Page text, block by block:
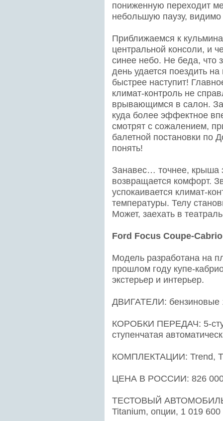
пониженную переходит
небольшую паузу,
Приближаемся к
центральной консоли, и
синее небо. Не беда, что
день удается поездить
быстрее наступит!
климат-контроль не
врывающимся в салон.
куда более эффектное
смотрят с сожалением,
балетной постановки по
понять!
Занавес… точнее, крыша
возвращается комфорт.
успокаивается климат-
температуры. Телу
Может, заехать в
Ford Focus Coupe-
Модель разработана на
прошлом году купе-
экстерьер и интерьер.
ДВИГАТЕЛИ: бензиновые
КОРОБКИ ПЕРЕДАЧ: 5-
ступенчатая
КОМПЛЕКТАЦИИ: Trend,
ЦЕНА В РОССИИ: 826
ТЕСТОВЫЙ АВТОМОБИЛЬ:
Titanium, опции, 1 019 600